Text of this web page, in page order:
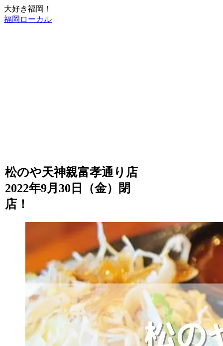
大好き福岡！
福岡ローカル
松のや天神親富孝通り店
2022年9月30日（金）閉
店！